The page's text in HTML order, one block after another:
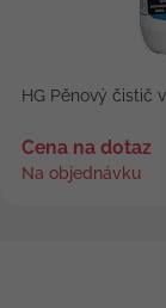
HG Pěnový čistič
Cena na dotaz
Na objednávku